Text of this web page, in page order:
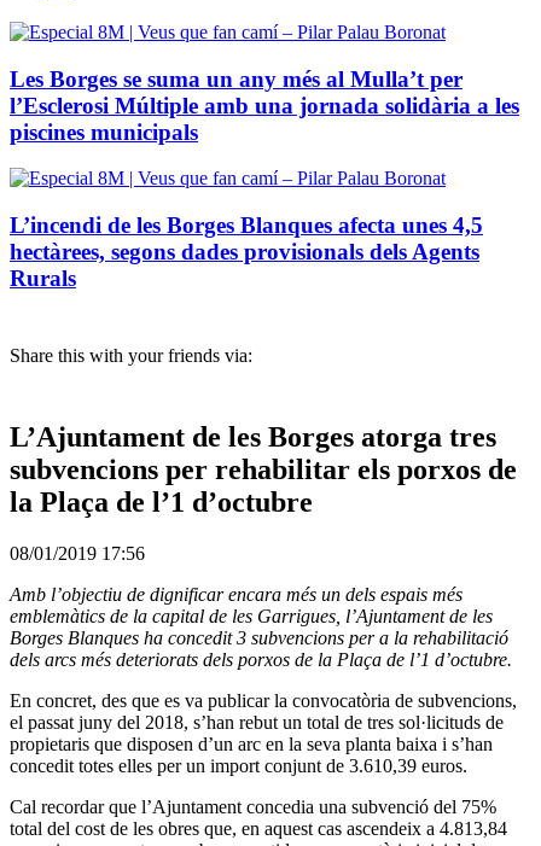
Les Borges se suma un any més al Mulla’t per
l’Esclerosi Múltiple amb una jornada solidària a les
piscines municipals
L’incendi de les Borges Blanques afecta unes 4,5
hectàrees, segons dades provisionals dels Agents
Rurals
Share this with your friends via:
L’Ajuntament de les Borges atorga tres
subvencions per rehabilitar els porxos de
la Plaça de l’1 d’octubre
08/01/2019 17:56
Amb l’objectiu de dignificar encara més un dels espais més
emblemàtics de la capital de les Garrigues, l’Ajuntament de les
Borges Blanques ha concedit 3 subvencions per a la rehabilitació
dels arcs més deteriorats dels porxos de la Plaça de l’1 d’octubre.
En concret, des que es va publicar la convocatòria de subvencions,
el passat juny del 2018, s’han rebut un total de tres sol·licituds de
propietaris que disposen d’un arc en la seva planta baixa i s’han
concedit totes elles per un import conjunt de 3.610,39 euros.
Cal recordar que l’Ajuntament concedia una subvenció del 75%
total del cost de les obres que, en aquest cas ascendeix a 4.813,84